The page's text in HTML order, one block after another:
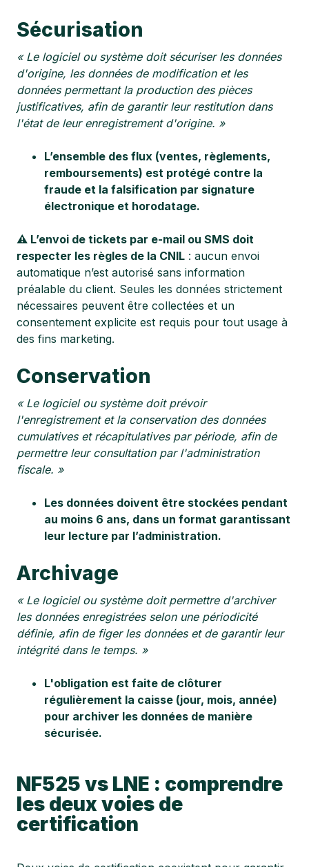
Sécurisation
« Le logiciel ou système doit sécuriser les données
d'origine, les données de modification et les
données permettant la production des pièces
justificatives, afin de garantir leur restitution dans
l'état de leur enregistrement d'origine. »
L’ensemble des flux (ventes, règlements,
remboursements) est protégé contre la
fraude et la falsification par signature
électronique et horodatage.
⚠️ L’envoi de tickets par e-mail ou SMS doit
respecter les règles de la CNIL : aucun envoi
automatique n’est autorisé sans information
préalable du client. Seules les données strictement
nécessaires peuvent être collectées et un
consentement explicite est requis pour tout usage à
des fins marketing.
Conservation
« Le logiciel ou système doit prévoir
l'enregistrement et la conservation des données
cumulatives et récapitulatives par période, afin de
permettre leur consultation par l'administration
fiscale. »
Les données doivent être stockées pendant
au moins 6 ans, dans un format garantissant
leur lecture par l’administration.
Archivage
« Le logiciel ou système doit permettre d'archiver
les données enregistrées selon une périodicité
définie, afin de figer les données et de garantir leur
intégrité dans le temps. »
L'obligation est faite de clôturer
régulièrement la caisse (jour, mois, année)
pour archiver les données de manière
sécurisée.
NF525 vs LNE : comprendre
les deux voies de
certification